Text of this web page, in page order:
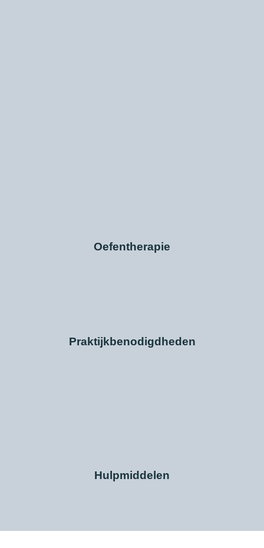
Oefentherapie
Praktijkbenodigdheden
Hulpmiddelen